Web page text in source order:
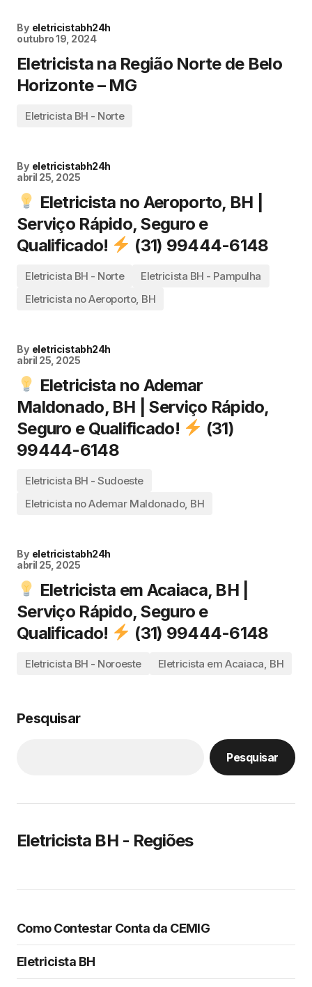
By eletricistabh24h
outubro 19, 2024
Eletricista na Região Norte de Belo
Horizonte – MG
Eletricista BH - Norte
By eletricistabh24h
abril 25, 2025
Eletricista no Aeroporto, BH |
Serviço Rápido, Seguro e
Qualificado!
(31) 99444-6148
Eletricista BH - Norte
Eletricista BH - Pampulha
Eletricista no Aeroporto, BH
By eletricistabh24h
abril 25, 2025
Eletricista no Ademar
Maldonado, BH | Serviço Rápido,
Seguro e Qualificado!
(31)
99444-6148
Eletricista BH - Sudoeste
Eletricista no Ademar Maldonado, BH
By eletricistabh24h
abril 25, 2025
Eletricista em Acaiaca, BH |
Serviço Rápido, Seguro e
Qualificado!
(31) 99444-6148
Eletricista BH - Noroeste Eletricista em Acaiaca, BH
Pesquisar
Pesquisar
Eletricista BH - Regiões
Como Contestar Conta da CEMIG
Eletricista BH